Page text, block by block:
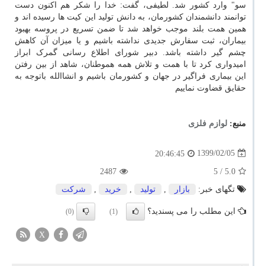
سو" وارد کشور شد. لطیفی، گفت: خدا را شکر هم اکنون دست
توانمند دانشمندان کشورمان، به دانش تولید این کیت ها رسیده اند و
همین همت بلند موجب خواهد شد تا ضمن تسریع در پروسه بهبود
بیماران، ثبت سفارش جدیدی نداشته باشیم و یا میزان آن کاهش
چشم گیر داشته باشد. دبیر شورای اطلاع رسانی گمرک ابراز
امیدواری کرد تا با همت و تلاش همه هموطنان، شاهد از بین رفتن
این بیماری فراگیر در جهان و کشورمان باشیم و انشاالله باتوجه به
حقایق قضاوت نماییم
منبع: لوازم فلزی
1399/02/05
20:46:45
5.0
/ 5
2487
تگهای خبر:
بازار , تولید , خرید , شركت
این مطلب را می پسندید؟ (1)
(0)
X